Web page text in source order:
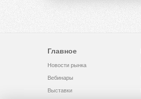
Главное
Новости рынка
Вебинары
Выставки